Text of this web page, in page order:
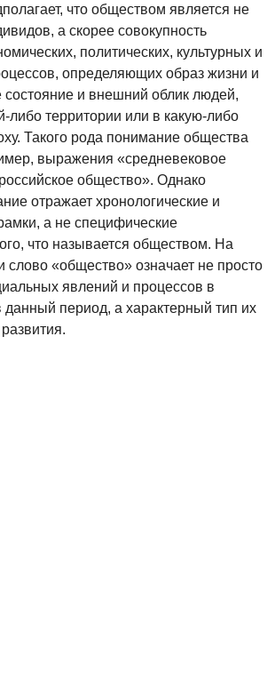
что обществом является не
а скорее совокупность
политических, культурных и
определяющих образ жизни и
состояние и внешний облик людей,
либо территории или в какую-либо
Такого рода понимание общества
выражения «средневековое
общество». Однако
отражает хронологические и
а не специфические
что называется обществом. На
слово «общество» означает не просто
явлений и процессов в
данный период, а характерный тип их